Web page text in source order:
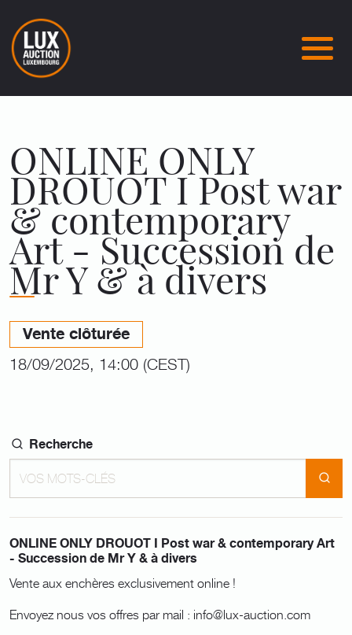
ONLINE ONLY
DROUOT I Post war
& contemporary
Art - Succession de
Mr Y & à divers
Vente clôturée
18/09/2025, 14:00 (CEST)
Recherche
ONLINE ONLY DROUOT I Post war & contemporary Art
- Succession de Mr Y & à divers
Vente aux enchères exclusivement online !
Envoyez nous vos offres par mail : info@lux-auction.com